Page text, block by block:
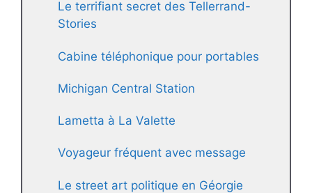
Le terrifiant secret des Tellerrand-
Stories
Cabine téléphonique pour portables
Michigan Central Station
Lametta à La Valette
Voyageur fréquent avec message
Le street art politique en Géorgie